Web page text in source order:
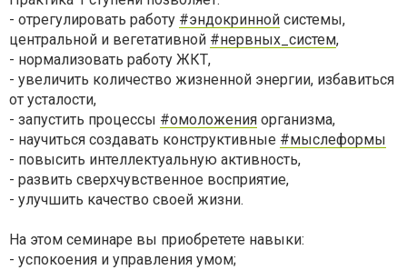
- отрегулировать работу #эндокринной системы,
центральной и вегетативной #нервных_систем,
- нормализовать работу ЖКТ,
- увеличить количество жизненной энергии, избавиться
от усталости,
- запустить процессы #омоложения организма,
- научиться создавать конструктивные #мыслеформы
- повысить интеллектуальную активность,
- развить сверхчувственное восприятие,
- улучшить качество своей жизни.
На этом семинаре вы приобретете навыки:
- успокоения и управления умом;